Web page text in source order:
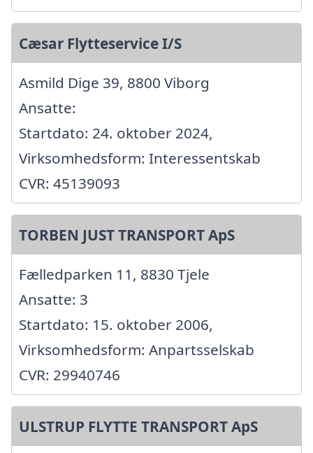
Cæsar Flytteservice I/S
Asmild Dige 39, 8800 Viborg
Ansatte:
Startdato: 24. oktober 2024,
Virksomhedsform: Interessentskab
CVR: 45139093
TORBEN JUST TRANSPORT ApS
Fælledparken 11, 8830 Tjele
Ansatte: 3
Startdato: 15. oktober 2006,
Virksomhedsform: Anpartsselskab
CVR: 29940746
ULSTRUP FLYTTE TRANSPORT ApS